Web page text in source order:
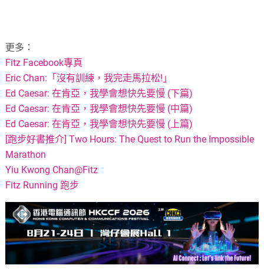
更多：
Fitz Facebook專頁
Eric Chan:「沒有訓練，我完走馬拉松!」
Ed Caesar: 在肯亞，我學會想快先要慢 (下篇)
Ed Caesar: 在肯亞，我學會想快先要慢 (中篇)
Ed Caesar: 在肯亞，我學會想快先要慢 (上篇)
[跑步好書推介] Two Hours: The Quest to Run the Impossible
Marathon
Yiu Kwong Chan@Fitz
Fitz Running 跑步